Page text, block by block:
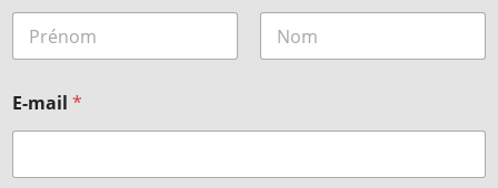
E-mail *